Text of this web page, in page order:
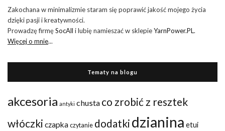
Zakochana w minimalizmie staram się poprawić jakość mojego życia
dzięki pasji i kreatywności.
Prowadzę firmęSocAll i lubię namieszać w sklepieYarnPower.PL.
Więcej o mnie...
Tematy na blogu
akcesoria antyki chusta co zrobić z resztek
włóczki czapka czytanie dodatki dzianina etui